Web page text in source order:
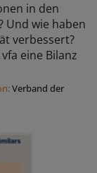
in den
Und wie haben
verbessert?
eine Bilanz
Verband der